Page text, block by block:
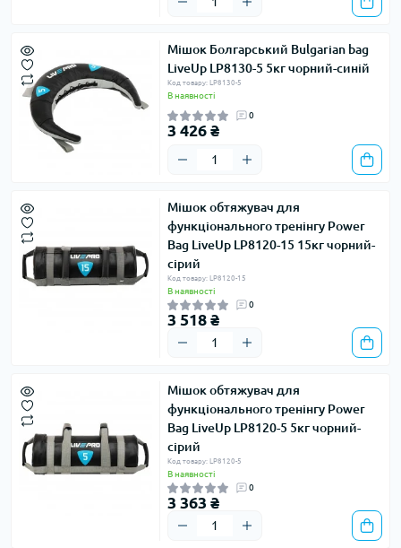
Мішок Болгарський Bulgarian bag
LiveUp LP8130-5 5кг чорний-синій
Код товару: LP8130-5
В наявності
0
3 426 ₴
Мішок обтяжувач для
функціонального тренінгу Power
Bag LiveUp LP8120-15 15кг чорний-
сірий
Код товару: LP8120-15
В наявності
0
3 518 ₴
Мішок обтяжувач для
функціонального тренінгу Power
Bag LiveUp LP8120-5 5кг чорний-
сірий
Код товару: LP8120-5
В наявності
0
3 363 ₴